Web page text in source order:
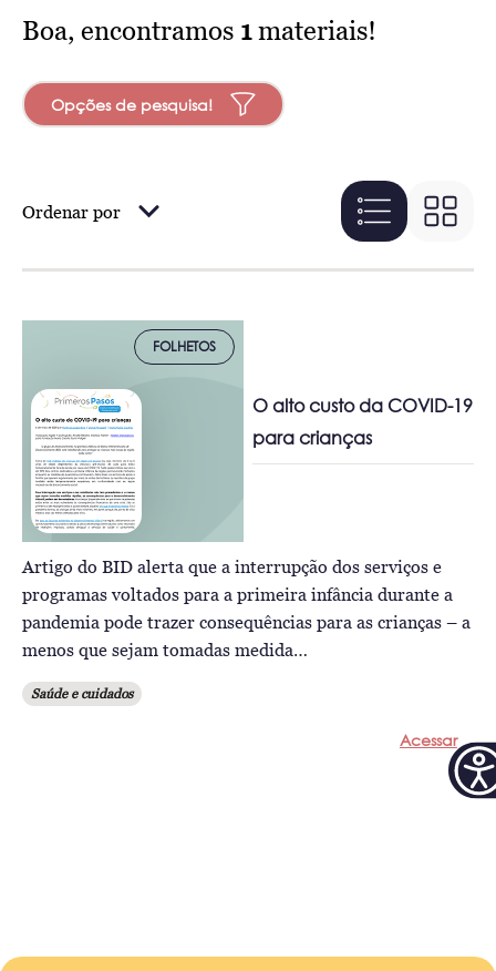
Boa, encontramos 1materiais!
Opções de pesquisa!
Ordenar por
FOLHETOS
O alto custo da COVID-19
para crianças
Artigo do BID alerta que a interrupção dos serviços e
programas voltados para a primeira infância durante a
pandemia pode trazer consequências para as crianças – a
menos que sejam tomadas medida…
Saúde e cuidados
Acessar